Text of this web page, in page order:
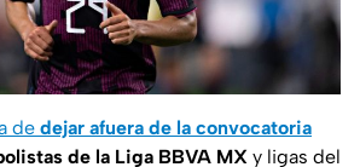
de dejar afuera de la convocatoria
de la Liga BBVA MX y ligas del